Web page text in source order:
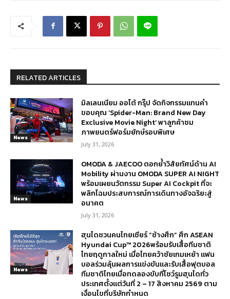
RELATED ARTICLES
News
มิลเลนเนียม ออโต้ กรุ๊ป จัดกิจกรรมแทนคำ
ขอบคุณ ‘Spider-Man: Brand New Day
Exclusive Movie Night’ พาลูกค้าชม
ภาพยนตร์ฟอร์มยักษ์รอบพิเศษ
July 31, 2026
News
OMODA & JAECOO ตอกย้ำวิสัยทัศน์ด้าน AI
Mobility ผ่านงาน OMODA SUPER AI NIGHT
พร้อมเผยนวัตกรรม Super AI Cockpit ที่จะ
พลิกโฉมประสบการณ์การเดินทางอัจฉริยะสู่
อนาคต
July 31, 2026
News
ฮุนไดชวนคนไทยเชียร์ “ช้างศึก” ศึก ASEAN
Hyundai Cup™ 2026พร้อมรับเสื้อทีมชาติ
ไทยฤดูกาลใหม่ เมื่อไทยคว้าชัยเกมเหย้า แฟน
บอลร่วมลุ้นผลการแข่งขันและรับเสื้อฟุตบอล
ทีมชาติไทยเมื่อทดลองขับที่โชว์รูมฮุนไดทั่ว
ประเทศตั้งแต่วันที่ 2 – 17 สิงหาคม 2569 ตาม
เงื่อนไขที่บริษัทกำหนด